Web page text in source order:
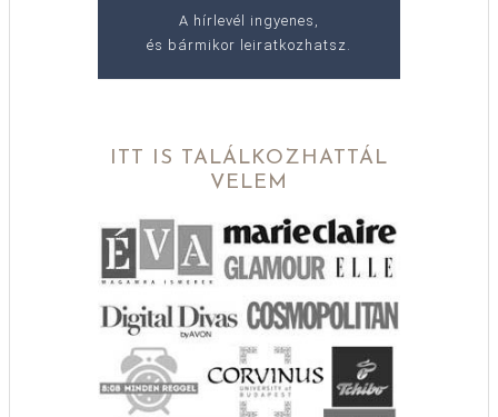
A hírlevél ingyenes,
és bármikor leiratkozhatsz.
ITT IS TALÁLKOZHATTÁL
VELEM